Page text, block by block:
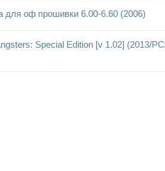
для оф прошивки 6.00-6.60 (2006)
Special Edition [v 1.02] (2013/